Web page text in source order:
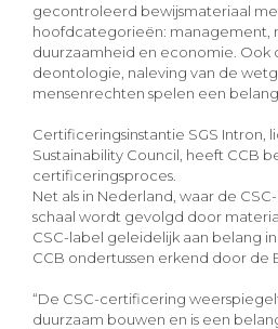
gecontroleerd bewijsmateriaal
hoofdcategorieën: management,
duurzaamheid en economie. Ook
deontologie, naleving van de
mensenrechten spelen een
Certificeringsinstantie SGS Intron,
Sustainability Council, heeft CCB
certificeringsproces.
Net als in Nederland, waar de
schaal wordt gevolgd door
CSC-label geleidelijk aan belang
CCB ondertussen erkend door de
“De CSC-certificering
duurzaam bouwen en is een